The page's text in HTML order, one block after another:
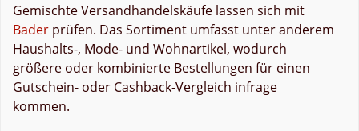
Gemischte Versandhandelskäufe lassen sich mit
Bader prüfen. Das Sortiment umfasst unter anderem
Haushalts-, Mode- und Wohnartikel, wodurch
größere oder kombinierte Bestellungen für einen
Gutschein- oder Cashback-Vergleich infrage
kommen.